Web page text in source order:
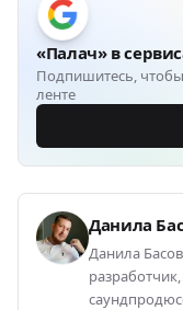
«Палач» в
Подпишитесь,
ленте
Данила
Данила